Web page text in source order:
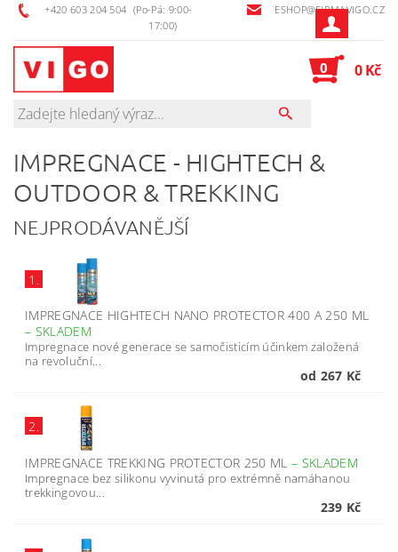
+420 603 204 504 (Po-Pá: 9:00-
17:00)
ESHOP@FIRMAVIGO.CZ
0 0 Kč
IMPREGNACE - HIGHTECH &
OUTDOOR & TREKKING
NEJPRODÁVANĚJŠÍ
1.
IMPREGNACE HIGHTECH NANO PROTECTOR 400 A 250 ML
– SKLADEM
Impregnace nové generace se samočisticím účinkem založená
na revoluční...
od 267 Kč
2.
IMPREGNACE TREKKING PROTECTOR 250 ML – SKLADEM
Impregnace bez silikonu vyvinutá pro extrémně namáhanou
trekkingovou...
239 Kč